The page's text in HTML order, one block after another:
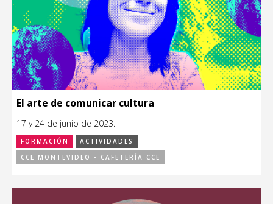
El arte de comunicar cultura
17 y 24 de junio de 2023.
FORMACIÓN
ACTIVIDADES
CCE MONTEVIDEO - CAFETERÍA CCE